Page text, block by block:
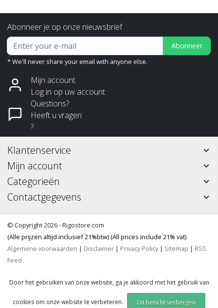
Abonneer je op onze nieuwsbrief
Abonneer
* We'll never share your email with anyone else.
Mijn account
Log in op uw account
Questions?
Heeft u vragen
?
Klantenservice
Mijn account
Categorieën
Contactgegevens
© Copyright 2026 - Rigostore.com
(Alle prijzen altijd inclusief 21%btw) (All prices include 21% vat)
Algemene voorwaarden | Disclaimer | Privacy Policy| Sitemap | RSS
Feed
Door het gebruiken van onze website, ga je akkoord met het gebruik van
cookies om onze website te verbeteren. Dit bericht verbergen